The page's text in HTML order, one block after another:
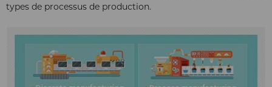
types de processus de production.